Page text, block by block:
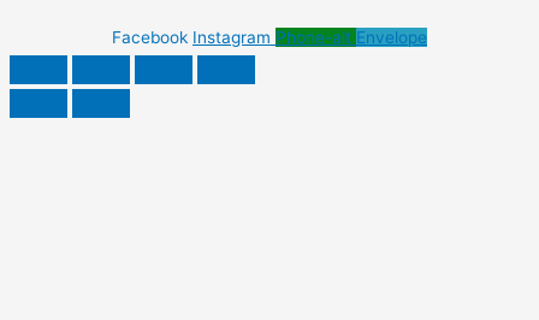
Facebook Instagram Phone-alt Envelope